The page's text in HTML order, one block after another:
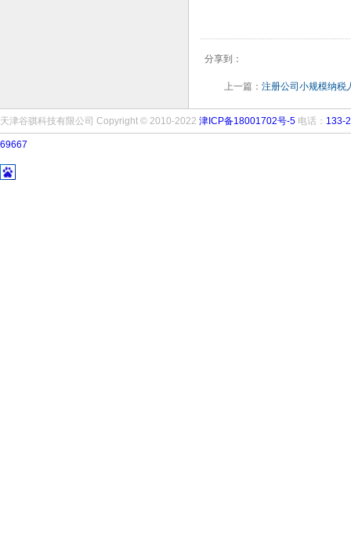
分享到：
上一篇： 注册公司小规模纳税
天津谷骐科技有限公司 Copyright © 2010-2022 津ICP备18001702号-5 电话： 133-
69667